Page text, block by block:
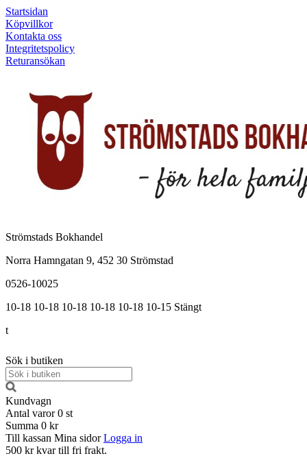
Startsidan
Köpvillkor
Kontakta oss
Integritetspolicy
Returansökan
Strömstads Bokhandel
Norra Hamngatan 9, 452 30 Strömstad
0526-10025
10-18 10-18 10-18 10-18 10-18 10-15 Stängt
t
Sök i butiken
Kundvagn
Antal varor 0 st
Summa 0 kr
Till kassan Mina sidor Logga in
500 kr kvar till fri frakt.